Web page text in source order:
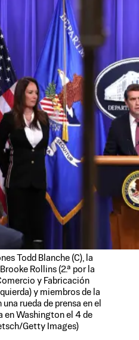
Todd Blanche (C), la
Rollins (2.ª por la
y Fabricación
y miembros de la
rueda de prensa en el
en Washington el 4 de
Getty Images)